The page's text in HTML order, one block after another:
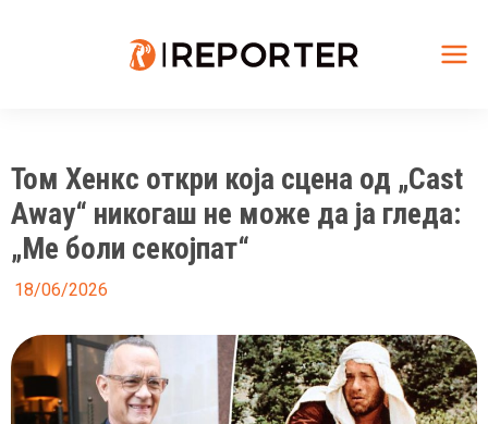
Том Хенкс откри која сцена од „Cast
Away“ никогаш не може да ја гледа:
„Ме боли секојпат“
18/06/2026